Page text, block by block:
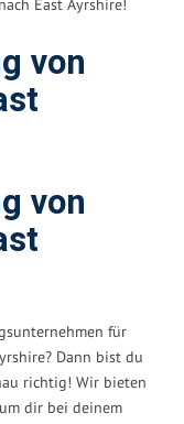
East Ayrshire!
von
von
für
Dann bist du
richtig! Wir bieten
dir bei deinem